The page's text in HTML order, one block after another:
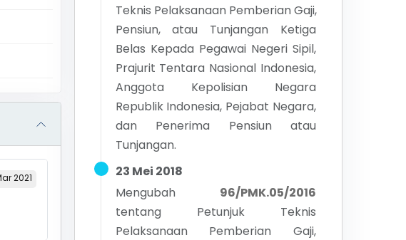
2021
Teknis Pelaksanaan Pemberian Gaji,
Pensiun, atau Tunjangan Ketiga
Belas Kepada Pegawai Negeri Sipil,
Prajurit Tentara Nasional Indonesia,
Anggota Kepolisian Negara
Republik Indonesia, Pejabat Negara,
dan Penerima Pensiun atau
Tunjangan.
23 Mei 2018
Mengubah
96/PMK.05/2016
tentang Petunjuk Teknis
Pelaksanaan Pemberian Gaji,